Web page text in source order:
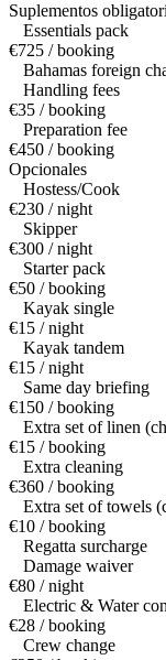
Suplementos
Essentials pack
€725 / booking
Bahamas foreign
Handling fees
€35 / booking
Preparation fee
€450 / booking
Opcionales
Hostess/Cook
€230 / night
Skipper
€300 / night
Starter pack
€50 / booking
Kayak single
€15 / night
Kayak tandem
€15 / night
Same day briefing
€150 / booking
Extra set of linen
€15 / booking
Extra cleaning
€360 / booking
Extra set of towels
€10 / booking
Regatta surcharge
Damage waiver
€80 / night
Electric & Water
€28 / booking
Crew change